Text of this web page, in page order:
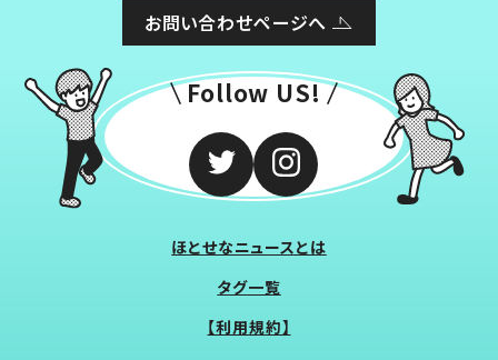
お問い合わせページへ
Follow US!
ほとせなニュースとは
タグ一覧
【利用規約】